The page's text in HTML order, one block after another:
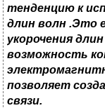
тенденцию к
длин волн .Это
укорочения
возможность
позволяет
связи.